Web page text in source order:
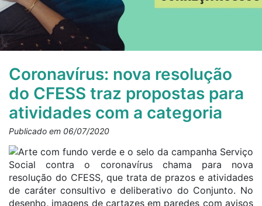
Coronavírus: nova resolução
do CFESS traz propostas para
atividades com a categoria
Publicado em 06/07/2020